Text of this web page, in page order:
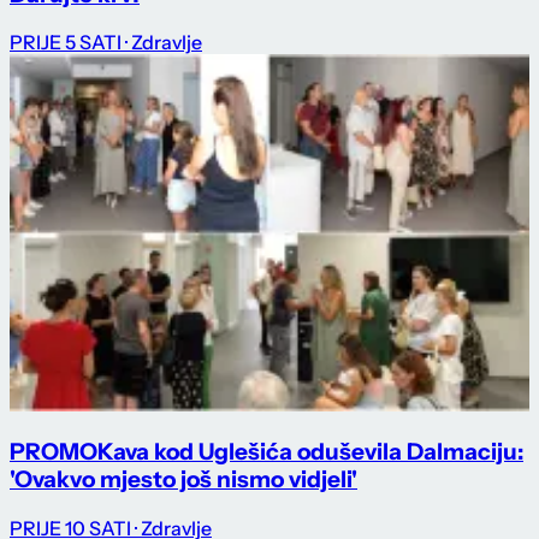
PRIJE 5 SATI · Zdravlje
PROMOKava kod Uglešića oduševila Dalmaciju:
'Ovakvo mjesto još nismo vidjeli'
PRIJE 10 SATI · Zdravlje